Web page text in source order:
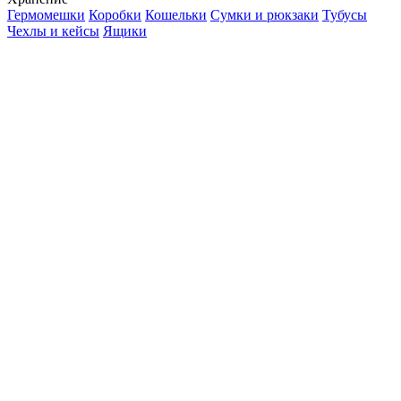
Гермомешки Коробки Кошельки Сумки и рюкзаки Тубусы
Чехлы и кейсы Ящики